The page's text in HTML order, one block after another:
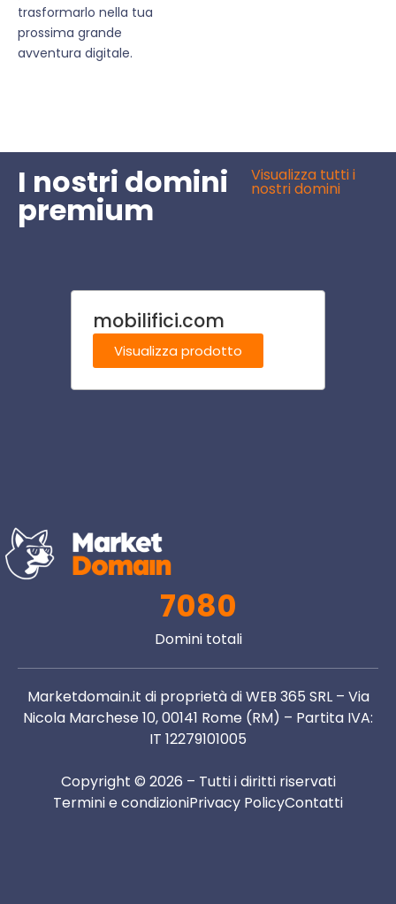
trasformarlo nella tua
prossima grande
avventura digitale.
I nostri domini
premium
Visualizza tutti i
nostri domini
mobilifici.com
Visualizza prodotto
7080
Domini totali
Marketdomain.it di proprietà di WEB 365 SRL – Via
Nicola Marchese 10, 00141 Rome (RM) – Partita IVA:
IT 12279101005
Copyright © 2026 – Tutti i diritti riservati
Termini e condizioniPrivacy PolicyContatti